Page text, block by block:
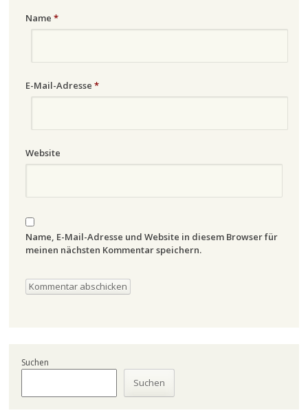
Name *
E-Mail-Adresse *
Website
Name, E-Mail-Adresse und Website in diesem Browser für
meinen nächsten Kommentar speichern.
Suchen
Suchen